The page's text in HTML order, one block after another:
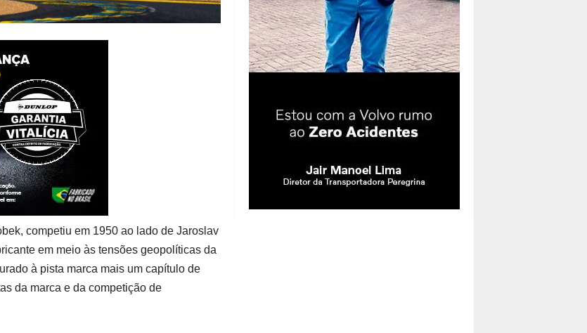
competiu em 1950 ao lado de Jaroslav
em meio às tensões geopolíticas da
à pista marca mais um capítulo de
da marca e da competição de